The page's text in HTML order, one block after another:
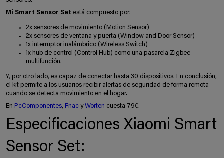
Mi Smart Sensor Set está compuesto por:
2x sensores de movimiento (Motion Sensor)
2x sensores de ventana y puerta (Window and Door Sensor)
1x interruptor inalámbrico (Wireless Switch)
1x hub de control (Control Hub) como una pasarela Zigbee
multifunción.
Y, por otro lado, es capaz de conectar hasta 30 dispositivos. En conclusión,
el kit permite a los usuarios recibir alertas de seguridad de forma remota
cuando se detecta movimiento en el hogar.
En PcComponentes, Fnac yWorten cuesta 79€.
Especificaciones Xiaomi Smart
Sensor Set: